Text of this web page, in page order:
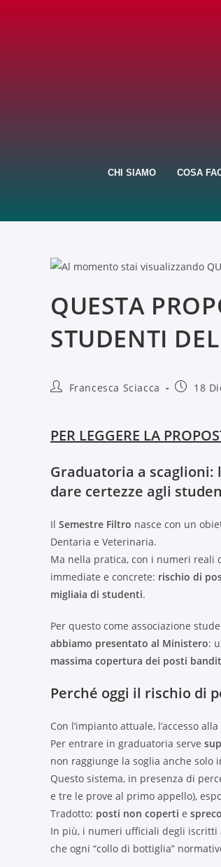
CHI SIAMO COSA
QUESTA
STUDENTI
Francesca Sciacca 18
PER LEGGERE LA
Graduatoria a scaglioni:
dare certezze agli
Il Semestre Filtro nasce con un
Dentaria e Veterinaria.
Ma nella pratica, con i numeri reali
immediate e concrete: rischio di
migliaia di studenti.
Per questo come associazione
abbiamo presentato al Ministero:
massima copertura dei posti
Perché oggi il rischio di
Con l’impianto attuale, l’accesso
Per entrare in graduatoria serve
non raggiunge la soglia anche solo
Questo sistema, in presenza di
e tre le prove al primo appello),
Tradotto: posti non coperti e
In più, i numeri ufficiali degli iscritti
che ogni “collo di bottiglia”